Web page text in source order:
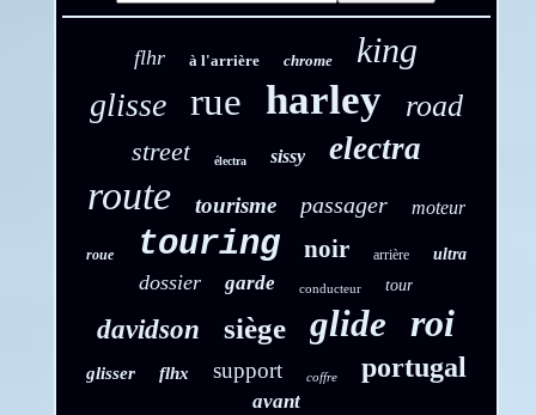
flhr à l'arrière chrome king
glisse rue harley road
street électra sissy electra
route tourisme passager moteur
roue touring noir arrière ultra
dossier garde conducteur tour
davidson siège glide roi
glisser flhx support coffre portugal
avant